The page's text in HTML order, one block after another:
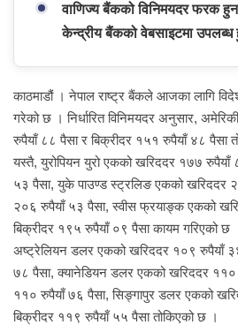
वाणिज्य बैंकको विनिमयदर फरक
केन्द्रीय बैंकको वेबसाइटमा
काठमाडौं । नेपाल राष्ट्र बैंकले आजका लागि
गरेको छ । निर्धारित विनिमयदर अनुसार,
रुपैयाँ ८८ पैसा र बिक्रीदर १५१ रुपैयाँ ४८ पैसा
यस्तै, युरोपियन युरो एकको खरिददर १७७ रुपैयाँ
५३ पैसा, युके पाउण्ड स्ट्रलिङ एकको खरिददर
२०६ रुपैयाँ ५३ पैसा, स्वीस फ्रयाङ्क एकको
बिक्रीदर १९५ रुपैयाँ ०९ पैसा कायम गरिएको छ
अष्ट्रेलियन डलर एकको खरिददर १०९ रुपैयाँ
७८ पैसा, क्यानेडियन डलर एकको खरिददर ११०
११० रुपैयाँ ७६ पैसा, सिङ्गापुर डलर एकको
बिक्रीदर ११९ रुपैयाँ ५५ पैसा तोकिएको छ ।